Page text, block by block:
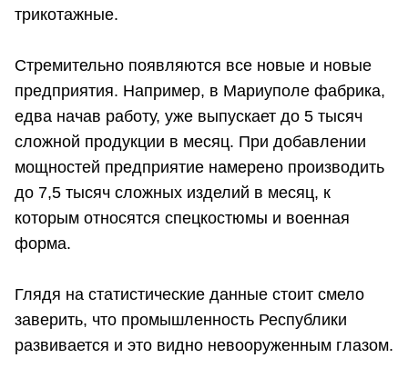
трикотажные.
Стремительно появляются все новые и новые
предприятия. Например, в Мариуполе фабрика,
едва начав работу, уже выпускает до 5 тысяч
сложной продукции в месяц. При добавлении
мощностей предприятие намерено производить
до 7,5 тысяч сложных изделий в месяц, к
которым относятся спецкостюмы и военная
форма.
Глядя на статистические данные стоит смело
заверить, что промышленность Республики
развивается и это видно невооруженным глазом.